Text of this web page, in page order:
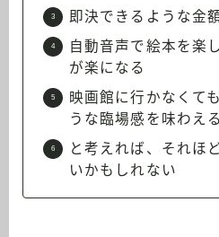
即決できるような金
自動音声で絵本を楽
が楽になる
映画館に行かなくて
うな臨場感を味わえる
と考えれば、それほ
いかもしれない